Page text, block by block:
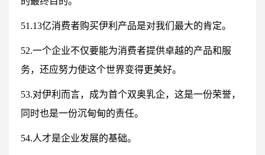
51.13亿消费者购买伊利产品是对我们最大的肯定。
52.一个企业不仅要能为消费者提供卓越的产品和服
务，还应努力使这个世界变得更美好。
53.对伊利而言，成为首个双奥乳企，这是一份荣誉，
同时也是一份沉甸甸的责任。
54.人才是企业发展的基础。